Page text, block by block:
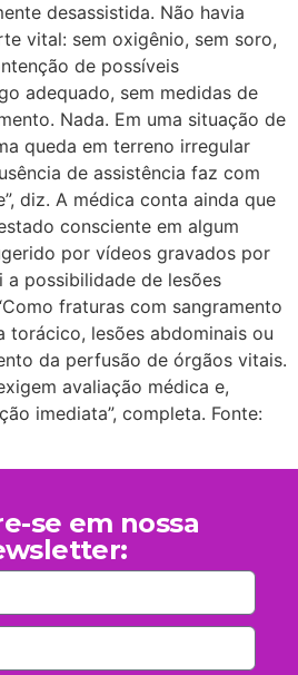
desassistida. Não havia
vital: sem oxigênio, sem soro,
de possíveis
adequado, sem medidas de
Nada. Em uma situação de
queda em terreno irregular
de assistência faz com
diz. A médica conta ainda que
consciente em algum
por vídeos gravados por
a possibilidade de lesões
fraturas com sangramento
torácico, lesões abdominais ou
da perfusão de órgãos vitais.
avaliação médica e,
imediata”, completa. Fonte:
se em nossa